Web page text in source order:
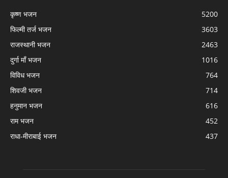
कृष्ण भजन
5200
फिल्मी तर्ज भजन
3603
राजस्थानी भजन
2463
दुर्गा माँ भजन
1016
विविध भजन
764
शिवजी भजन
714
हनुमान भजन
616
राम भजन
452
राधा-मीराबाई भजन
437